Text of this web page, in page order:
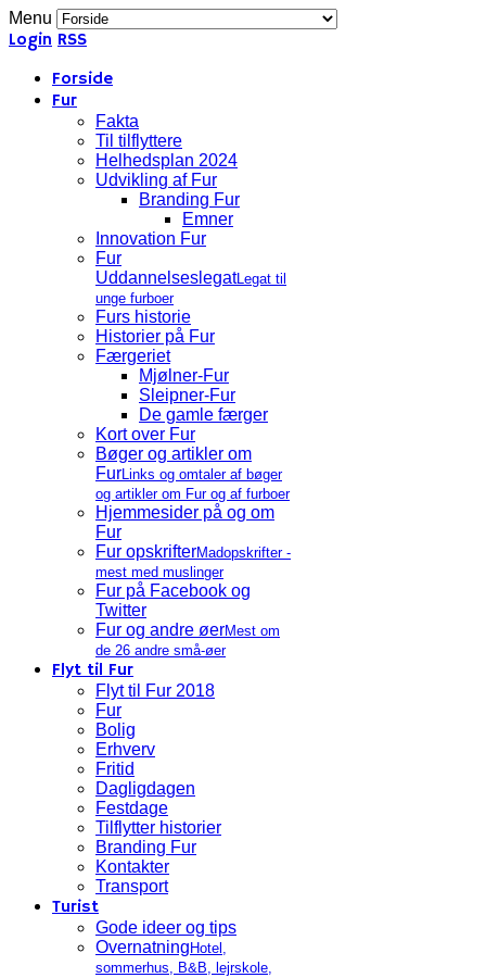
Menu
Login RSS
Forside
Fur
Fakta
Til tilflyttere
Helhedsplan 2024
Udvikling af Fur
Branding Fur
Emner
Innovation Fur
Fur
UddannelseslegatLegat til
unge furboer
Furs historie
Historier på Fur
Færgeriet
Mjølner-Fur
Sleipner-Fur
De gamle færger
Kort over Fur
Bøger og artikler om
FurLinks og omtaler af bøger
og artikler om Fur og af furboer
Hjemmesider på og om
Fur
Fur opskrifterMadopskrifter -
mest med muslinger
Fur på Facebook og
Twitter
Fur og andre øerMest om
de 26 andre små-øer
Flyt til Fur
Flyt til Fur 2018
Fur
Bolig
Erhverv
Fritid
Dagligdagen
Festdage
Tilflytter historier
Branding Fur
Kontakter
Transport
Turist
Gode ideer og tips
Overnatning Hotel,
sommerhus, B&B, lejrskole,